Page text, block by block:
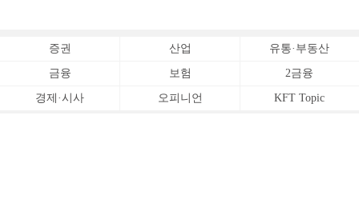
증권 산업 유통·부동산
금융 보험 2금융
경제·시사 오피니언 KFT Topic